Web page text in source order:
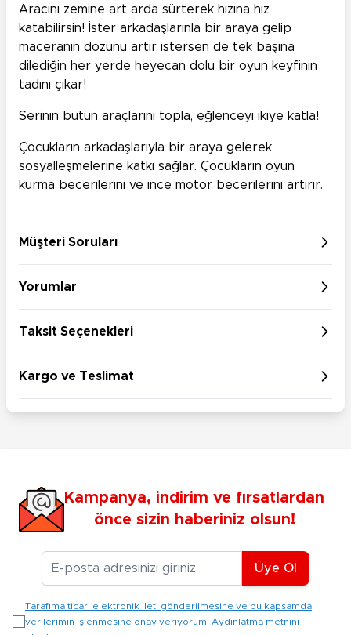
Aracını zemine art arda sürterek hızına hız
katabilirsin! İster arkadaşlarınla bir araya gelip
maceranın dozunu artır istersen de tek başına
dilediğin her yerde heyecan dolu bir oyun keyfinin
tadını çıkar!
Serinin bütün araçlarını topla, eğlenceyi ikiye katla!
Çocukların arkadaşlarıyla bir araya gelerek
sosyalleşmelerine katkı sağlar. Çocukların oyun
kurma becerilerini ve ince motor becerilerini artırır.
Müşteri Soruları
Yorumlar
Taksit Seçenekleri
Kargo ve Teslimat
Kampanya, indirim ve fırsatlardan
önce sizin haberiniz olsun!
E-posta Adresiniz
Üye Ol
Tarafıma ticari elektronik ileti gönderilmesine ve bu kapsamda
verilerimin işlenmesine onay veriyorum. Aydınlatma metnini